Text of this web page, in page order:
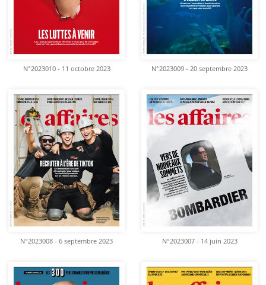
N°2023010 - 11 octobre 2023 N°2023009 - 20 septembre 2023
N°2023008 - 6 septembre 2023 N°2023007 - 14 juin 2023